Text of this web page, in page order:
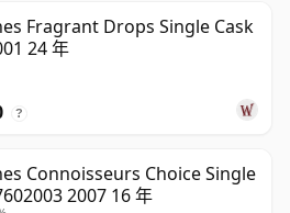
Fragrant Drops Single Cask
24 年
?
Connoisseurs Choice Single
2007 16 年